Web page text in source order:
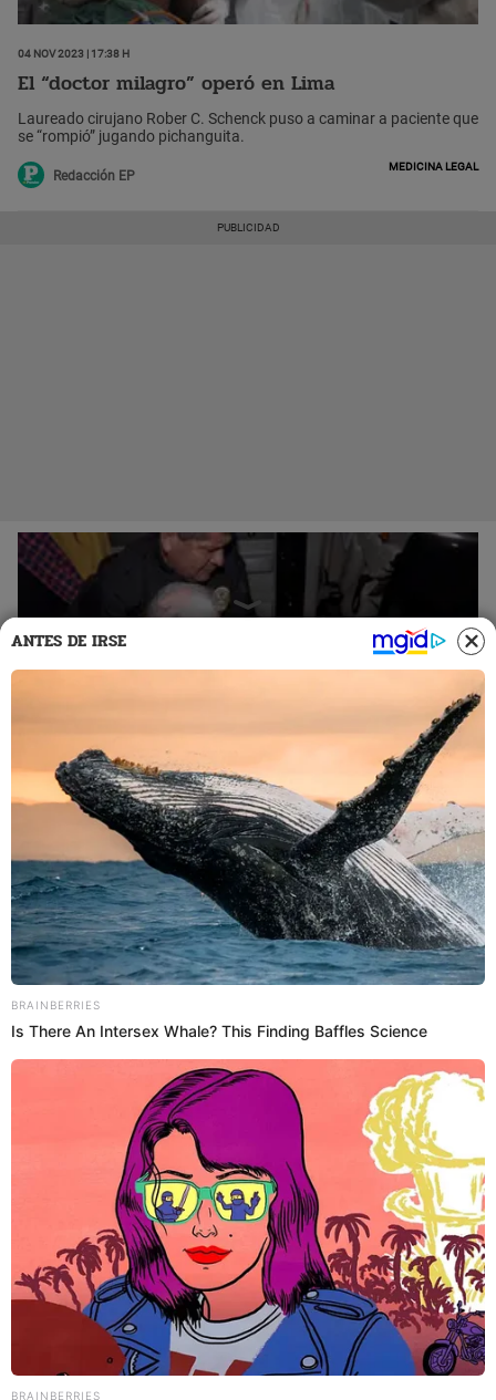
04 Nov 2023 | 17:38 h
El “doctor milagro” operó en Lima
Laureado cirujano Rober C. Schenck puso a caminar a paciente que
se “rompió” jugando pichanguita.
Redacción EP
Medicina Legal
07 Jul 2023 | 23:01 h
Mauricio Fernandini sufre brutal caída en su
traslado hacia Medicina Legal: PNP tuvo que
recogerlo
El periodista Mauricio Fernandini se cayó en las afueras de su
residencia en San Isidro cuando era trasladado por la Policía por
presuntos sobornos.
Redacción EP
Mauricio Fernandini
23 May 2023 | 20:52 h
Fiscal de la Nación Patricia Benavides destacó
trabajo de peritos forenses
ANTES DE IRSE